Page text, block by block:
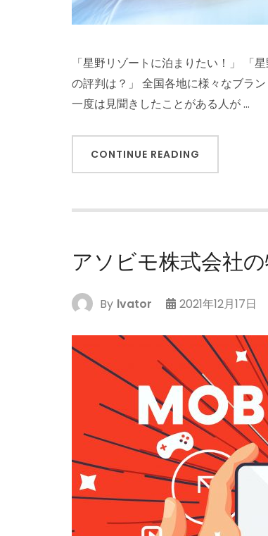
「星野リゾートに泊まりたい！」 「
の評判は？」 全国各地に様々なブラ
一度は見聞きしたことがある人が …
CONTINUE READING
アソビモ株式会社
By lvator 2021年12月17日